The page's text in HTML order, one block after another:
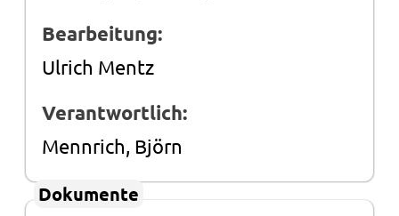
Bearbeitung:
Ulrich Mentz
Verantwortlich:
Mennrich, Björn
Dokumente